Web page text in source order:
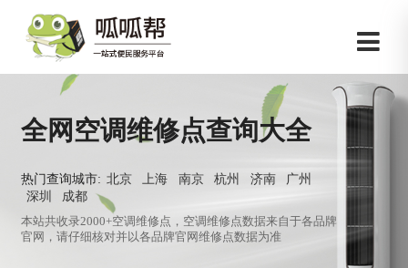
全网空调维修点查询大全
热门查询城市: 北京 上海 南京 杭州 济南
广州
深圳
成都
本站共收录2000+空调维修点，空调维修点数据来自于各品牌
官网，请仔细核对并以各品牌官网维修点数据为准